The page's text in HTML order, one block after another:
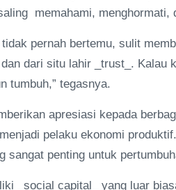
memahami, menghormati,
tidak pernah bertemu, sulit
dan dari situ lahir _trust_.
tumbuh,” tegasnya.
apresiasi kepada
pelaku ekonomi
sangat penting untuk
_social capital_ yang luar